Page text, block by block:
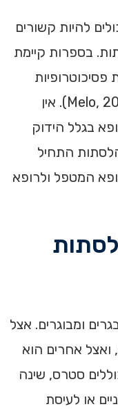
להיות קשורים
בספרות קיימת
מסוימות לבין ברוקסיזם בשינה (Melo, 2018). אין
בגלל הידוק
התחיל
המטפל ולרופא
לסתות
ומבוגרים. אצל
אחרים הוא
סטרס, שינה
או לעיסת